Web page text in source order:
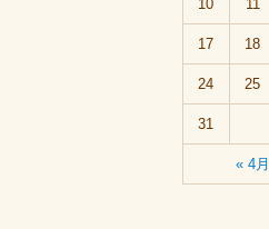
« 4月
10 11
17 18
24 25
31